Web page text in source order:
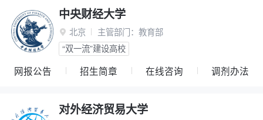
中央财经大学
 北京 主管部门： 教育部
“双一流”建设高校
网报公告 招生简章 在线咨询 调剂办法
对外经济贸易大学